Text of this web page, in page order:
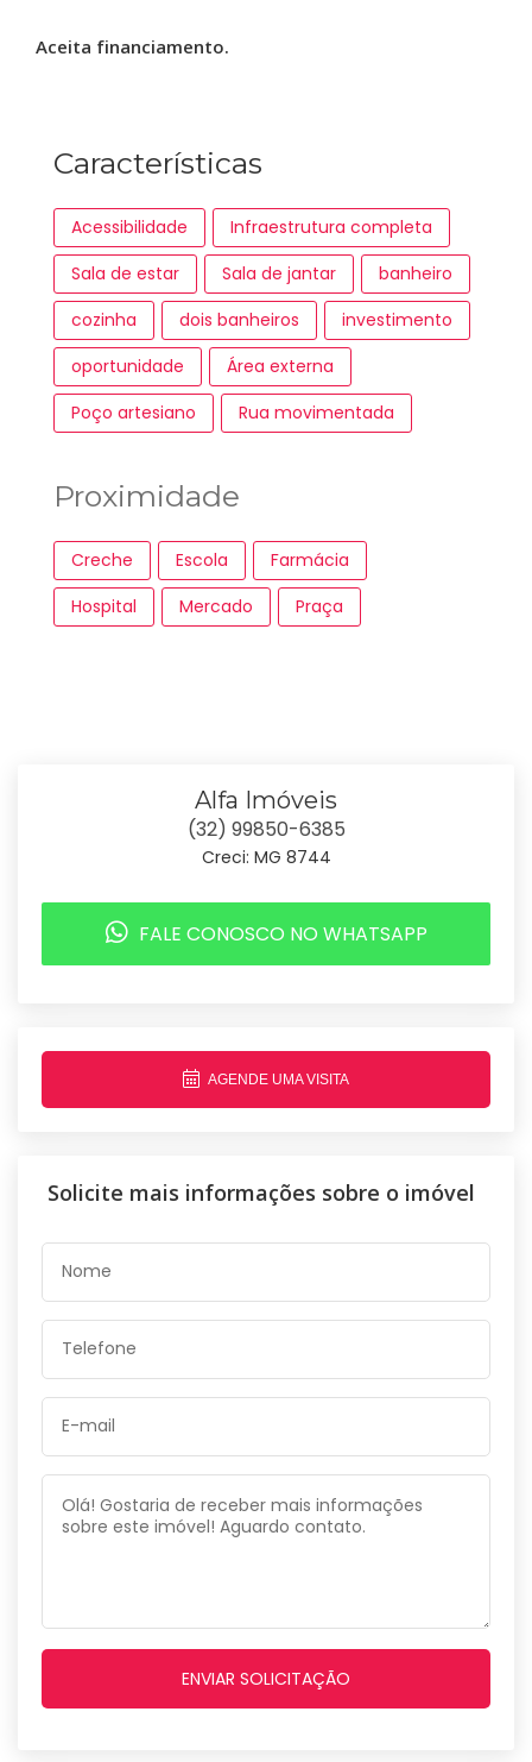
Aceita financiamento.
Características
Acessibilidade
Infraestrutura completa
Sala de estar
Sala de jantar
banheiro
cozinha
dois banheiros
investimento
oportunidade
Área externa
Poço artesiano
Rua movimentada
Proximidade
Creche Escola
Farmácia
Hospital
Mercado Praça
Alfa Imóveis
(32) 99850-6385
Creci: MG 8744
FALE CONOSCO NO WHATSAPP
AGENDE UMA VISITA
Solicite mais informações sobre o imóvel